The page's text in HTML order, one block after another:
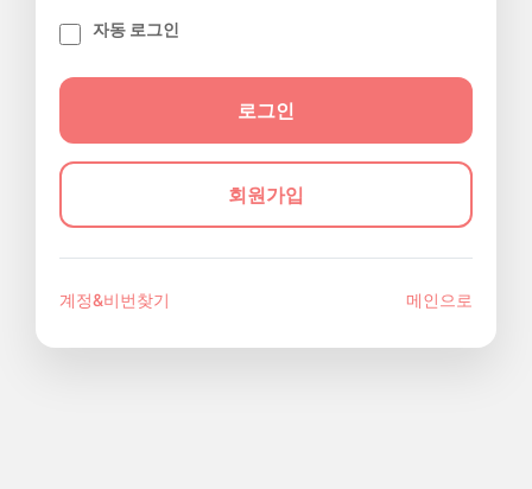
자동 로그인
회원가입
계정&비번찾기 메인으로